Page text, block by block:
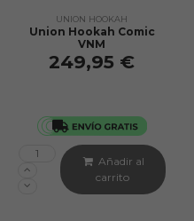
UNION HOOKAH
Union Hookah Comic
VNM
249,95 €
Añadir al
carrito